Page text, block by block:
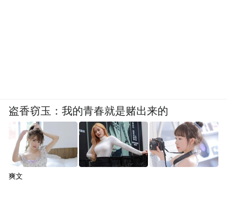
盗香窃玉：我的青春就是赌出来的
爽文